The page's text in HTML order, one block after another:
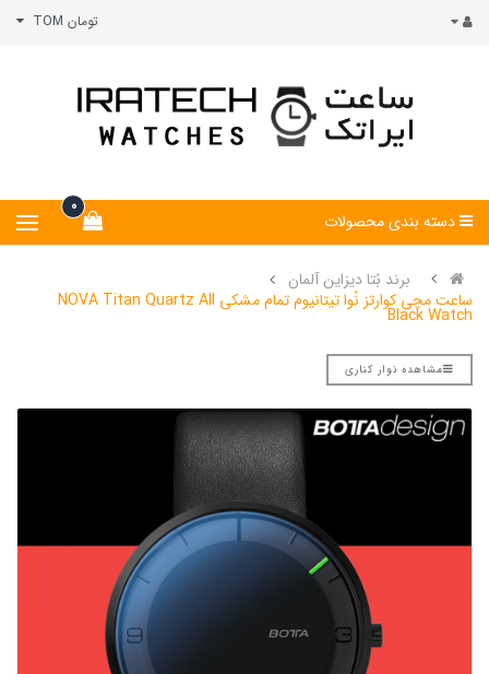
تومان TOM
0
دسته بندی محصولات
برند بُتا دیزاین آلمان
ساعت مچی کوارتز نُوا تیتانیوم تمام مشکی NOVA Titan Quartz All
Black Watch
مشاهده نوار کناری